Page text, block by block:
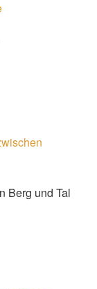
Berg und Tal